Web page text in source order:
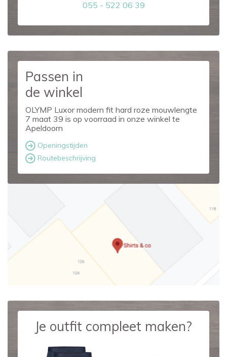
055 - 522 06 39
Passen in
de winkel
OLYMP Luxor modern fit hard roze mouwlengte
7 maat 39 is op voorraad in onze winkel te
Apeldoorn
Openingstijden
Routebeschrijving
Je outfit compleet maken?